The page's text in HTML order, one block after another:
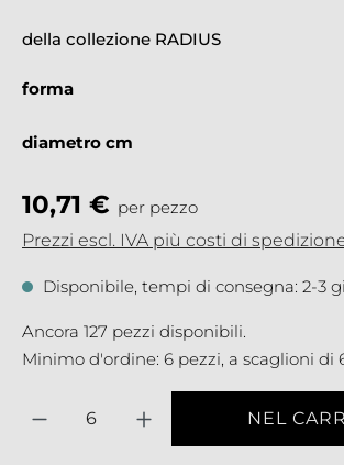
della collezione RADIUS
10,71 € per pezzo
Prezzi escl. IVA più costi di
Disponibile, tempi di consegna: 2-3
Ancora 127 pezzi disponibili.
Minimo d'ordine: 6 pezzi, a scaglioni di
forma
diametro cm
NEL